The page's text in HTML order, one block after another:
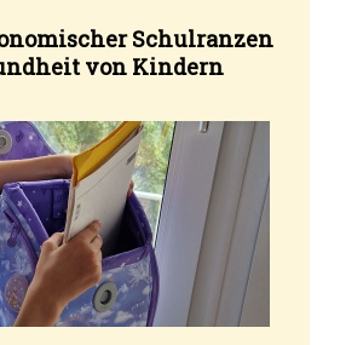
Schulranzen
von Kindern